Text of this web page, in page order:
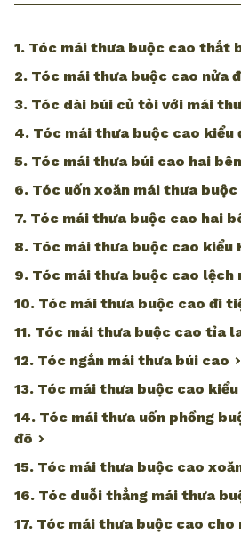
1. Tóc mái thưa buộc cao thắt
2. Tóc mái thưa buộc cao nửa
3. Tóc dài búi củ tỏi với mái
4. Tóc mái thưa buộc cao kiểu
5. Tóc mái thưa búi cao hai bên
6. Tóc uốn xoăn mái thưa buộc
7. Tóc mái thưa buộc cao hai
8. Tóc mái thưa buộc cao kiểu
9. Tóc mái thưa buộc cao lệch
10. Tóc mái thưa buộc cao đi
11. Tóc mái thưa buộc cao tỉa
12. Tóc ngắn mái thưa búi cao
13. Tóc mái thưa buộc cao
14. Tóc mái thưa uốn phồng
đô
15. Tóc mái thưa buộc cao
16. Tóc duỗi thẳng mái thưa
17. Tóc mái thưa buộc cao